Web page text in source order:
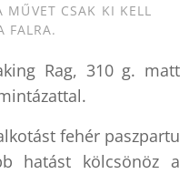
MŰVET CSAK KI KELL
FALRA.
Rag, 310 g. matt
fehér paszpartu
hatást kölcsönöz a